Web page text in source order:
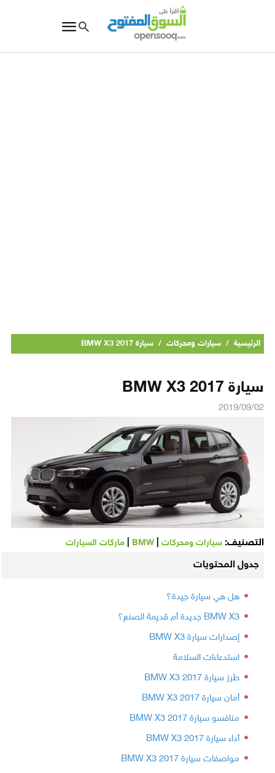
الرئيسية / سيارات ومحركات / سيارة BMW X3 2017
سيارة BMW X3 2017
2019/09/02
التصنيف: سيارات ومحركات|
BMW ماركات السيارات
جدول المحتويات
هل هي سيارة جيدة؟
BMW X3 جديدة أم قديمة الصنع؟
إصدارات سيارة BMW X3
استدعاءات السلامة
طرز سيارة BMW X3 2017
أمان سيارة BMW X3 2017
منافسو سيارة BMW X3 2017
أداء سيارة BMW X3 2017
مواصفات سيارة BMW X3 2017